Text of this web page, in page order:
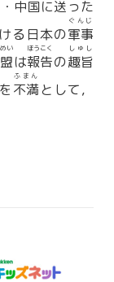
中国に送った
る日本の軍事
ぐんじ
い
は報告
ほうこく
の趣旨
しゅし
不満
ふまん
として，